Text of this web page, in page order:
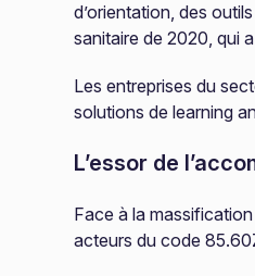
d’orientation, des
sanitaire de 2020, qui
Les entreprises du
solutions de learning
L’essor de
Face à la
acteurs du code